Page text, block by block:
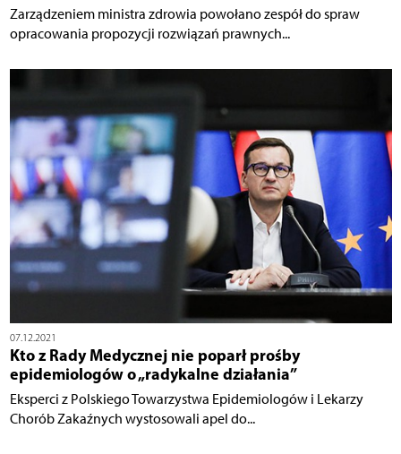
Zarządzeniem ministra zdrowia powołano zespół do spraw
opracowania propozycji rozwiązań prawnych...
07.12.2021
Kto z Rady Medycznej nie poparł prośby
epidemiologów o „radykalne działania”
Eksperci z Polskiego Towarzystwa Epidemiologów i Lekarzy
Chorób Zakaźnych wystosowali apel do...